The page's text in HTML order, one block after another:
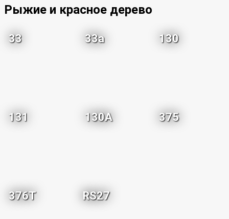
Рыжие и красное дерево
33 33a 130
131 130A 375
376T RS27